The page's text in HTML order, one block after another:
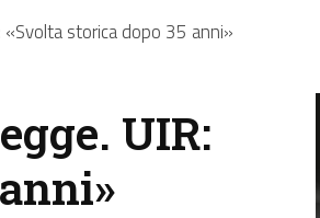
storica dopo 35 anni»
UIR: